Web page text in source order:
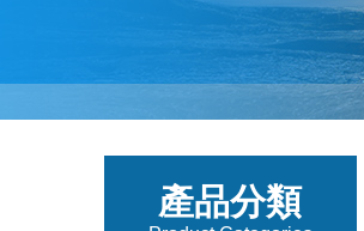
產品分類